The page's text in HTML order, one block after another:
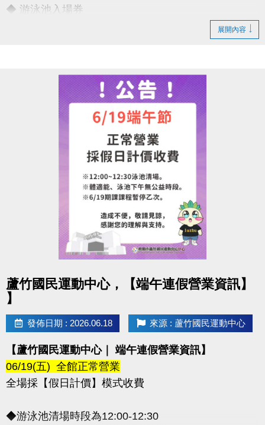
◆ 游泳池入場券
-洽詢專線：03-2639066 #111
-官網 :
https://www.lzsports.com.tw/zh_TW/news/pageID/1/
-FB : 桃園市蘆竹國民運動中心
-IG : @luzhusports
展開內容
蘆竹國民運動中心，【端午連假營業資訊】
】
發佈日期 : 2026.06.18 來源 : 蘆竹國民運動中心
【蘆竹國民運動中心｜ 端午連假營業資訊】
06/19(五) 全館正常營業
全場採【假日計價】模式收費
◆游泳池清場時段為12:00-12:30